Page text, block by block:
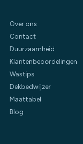
Over ons
Contact
Duurzaamheid
Klantenbeoordelingen
Wastips
Dekbedwijzer
Maattabel
Blog